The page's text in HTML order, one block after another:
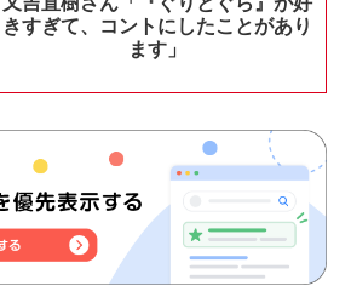
きすぎて、コントにしたことがあり
ます」